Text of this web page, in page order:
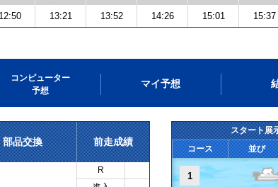
12:50 13:21 13:52 14:26 15:01 15:37
コンピューター
予想
マイ予想
部品交換
前走成績
R
スタート展
コース
並び
1